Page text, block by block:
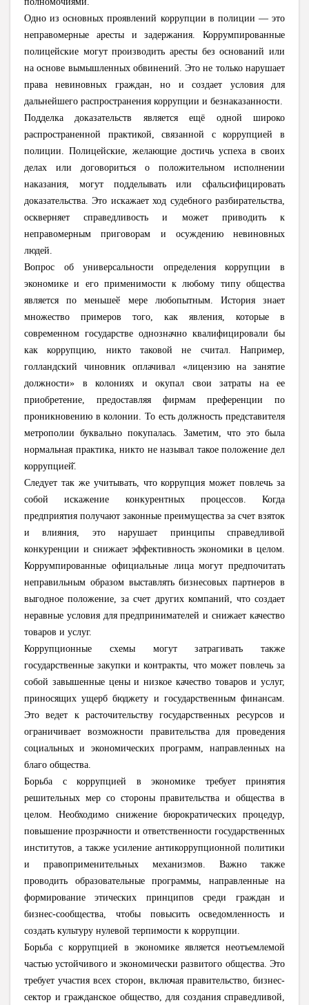
Одно из основных проявлений коррупции в полиции — это
неправомерные аресты и задержания. Коррумпированные
полицейские могут производить аресты без оснований или
на основе вымышленных обвинений. Это не только нарушает
права невиновных граждан, но и создает условия для
дальнейшего распространения коррупции и безнаказанности.
Подделка доказательств является ещё одной широко
распространенной практикой, связанной с коррупцией в
полиции. Полицейские, желающие достичь успеха в своих
делах или договориться о положительном исполнении
наказания, могут подделывать или сфальсифицировать
доказательства. Это искажает ход судебного разбирательства,
оскверняет справедливость и может приводить к
неправомерным приговорам и осуждению невиновных
людей.
Вопрос об универсальности определения коррупции в
экономике и его применимости к любому типу общества
является по меньшеӗ мере любопытным. История знает
множество примеров того, как явления, которые в
современном государстве однозначно квалифицировали бы
как коррупцию, никто таковой не считал. Например,
голландский чиновник оплачивал «лицензию на занятие
должности» в колониях и окупал свои затраты на ее
приобретение, предоставляя фирмам преференции по
проникновению в колонии. То есть должность представителя
метрополии буквально покупалась. Заметим, что это была
нормальная практика, никто не называл такое положение дел
коррупцией̆.
Следует так же учитывать, что коррупция может повлечь за
собой искажение конкурентных процессов. Когда
предприятия получают законные преимущества за счет взяток
и влияния, это нарушает принципы справедливой
конкуренции и снижает эффективность экономики в целом.
Коррумпированные официальные лица могут предпочитать
неправильным образом выставлять бизнесовых партнеров в
выгодное положение, за счет других компаний, что создает
неравные условия для предпринимателей и снижает качество
товаров и услуг.
Коррупционные схемы могут затрагивать также
государственные закупки и контракты, что может повлечь за
собой завышенные цены и низкое качество товаров и услуг,
приносящих ущерб бюджету и государственным финансам.
Это ведет к расточительству государственных ресурсов и
ограничивает возможности правительства для проведения
социальных и экономических программ, направленных на
благо общества.
Борьба с коррупцией в экономике требует принятия
решительных мер со стороны правительства и общества в
целом. Необходимо снижение бюрократических процедур,
повышение прозрачности и ответственности государственных
институтов, а также усиление антикоррупционной политики
и правоприменительных механизмов. Важно также
проводить образовательные программы, направленные на
формирование этических принципов среди граждан и
бизнес-сообщества, чтобы повысить осведомленность и
создать культуру нулевой терпимости к коррупции.
Борьба с коррупцией в экономике является неотъемлемой
частью устойчивого и экономически развитого общества. Это
требует участия всех сторон, включая правительство, бизнес-
сектор и гражданское общество, для создания справедливой,